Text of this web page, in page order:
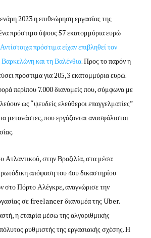
2023 η επιθεώρηση εργασίας της
πρόστιμο ύψους 57 εκατομμύρια ευρώ
Αντίστοιχα πρόστιμα είχαν επιβληθεί τον
και τη Βαλένθια. Προς το παρόν η
πρόστιμα για 205,3 εκατομμύρια ευρώ.
περίπου 7.000 διανομείς που, σύμφωνα με
ως “ψευδείς ελεύθεροι επαγγελματίες”
μετανάστες, που εργάζονται ανασφάλιστοι
Ατλαντικού, στην Βραζιλία, στα μέσα
απόφαση του 4ου δικαστηρίου
στο Πόρτο Αλέγκρε, αναγνώρισε την
σε freelancer διανομέα της Uber.
η εταιρία μέσω της αλγοριθμικής
ρυθμιστής της εργασιακής σχέσης. Η